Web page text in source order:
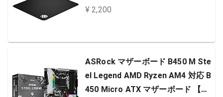
¥ 2,200
ASRock マザーボード B450 M Ste
el Legend AMD Ryzen AM4 対応 B
450 Micro ATX マザーボード 【国